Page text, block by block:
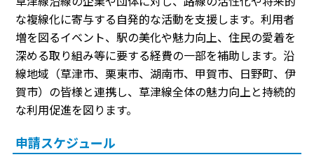
な複線化に寄与する自発的な活動を支援します。利用者
増を図るイベント、駅の美化や魅力向上、住民の愛着を
深める取り組み等に要する経費の一部を補助します。沿
線地域（草津市、栗東市、湖南市、甲賀市、日野町、伊
賀市）の皆様と連携し、草津線全体の魅力向上と持続的
な利用促進を図ります。
申請スケジュール